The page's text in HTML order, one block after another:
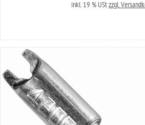
inkl. 19 % UStzzgl.